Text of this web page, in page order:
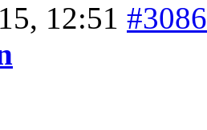
12:51 #3086